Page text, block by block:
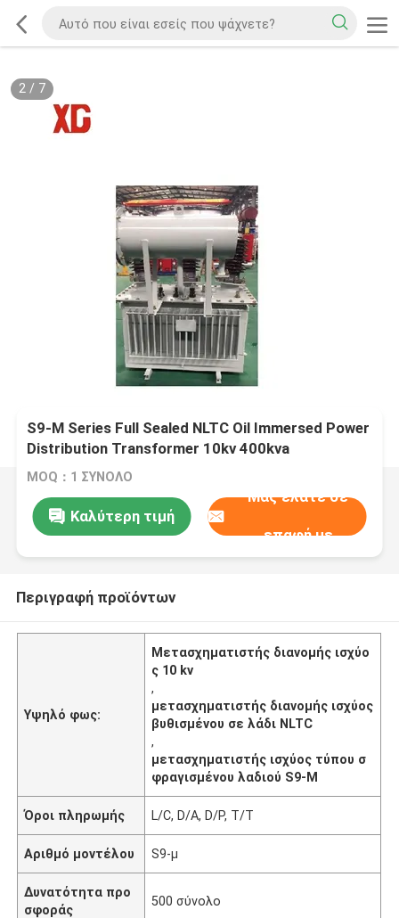
2/ 7
S9-M Series Full Sealed NLTC Oil Immersed Power
Distribution Transformer 10kv 400kva
MOQ：1 ΣΥΝΟΛΟ
Καλύτερη τιμή
Μας ελάτε σε
επαφή με
Περιγραφή προϊόντων
Υψηλό φως:
Μετασχηματιστής διανομής ισχύο
ς 10 kv
,
μετασχηματιστής διανομής ισχύος
βυθισμένου σε λάδι NLTC
,
μετασχηματιστής ισχύος τύπου σ
φραγισμένου λαδιού S9-M
Όροι πληρωμής L/C, D/A, D/P, T/T
Αριθμό μοντέλου S9-μ
Δυνατότητα προ
σφοράς
500 σύνολο